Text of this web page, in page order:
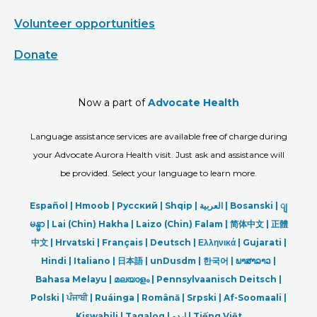
Volunteer opportunities
Donate
Now a part ofAdvocate Health
Language assistance services are available free of charge during
your Advocate Aurora Health visit. Just ask and assistance will
be provided. Select your language to learn more.
Español | Hmoob Русский Shqip العربیة Bosanski
ျ
မန္မာ| Lai (Chin) Hakha | Laizo (Chin) Falam | 简体中文 | 正體
中文 | Hrvatski | Français | Deutsch Ελληνικά | Gujarati |
Hindi
Italiano 日本語| unDusdm 한국어 ພາສາລາວ
Bahasa Melayu | മലയാളം| Pennsylvaanisch Deitsch |
Polski |ਪੰਜਾਬੀ| Ruáinga | Română | Srpski
Af-Soomaali |